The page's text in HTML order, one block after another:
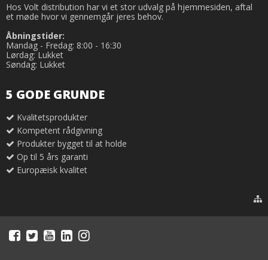
Hos Volt distribution har vi et stor udvalg på hjemmesiden, aftal
et møde hvor vi gennemgår jeres behov.
Åbningstider:
Mandag - Fredag: 8:00 - 16:30
Lørdag: Lukket
Søndag: Lukket
5 GODE GRUNDE
Kvalitetsprodukter
Kompetent rådgivning
Produkter bygget til at holde
Op til 5 års garanti
Europæisk kvalitet